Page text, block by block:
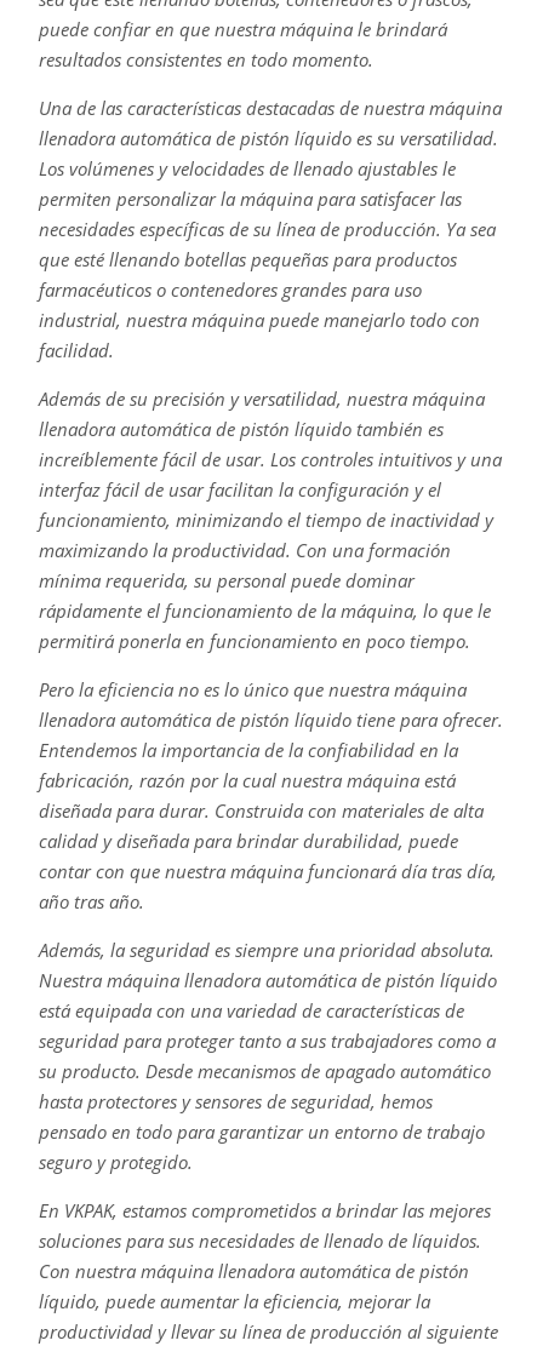
puede confiar en que nuestra máquina le brindará
resultados consistentes en todo momento.
Una de las características destacadas de nuestra máquina
llenadora automática de pistón líquido es su versatilidad.
Los volúmenes y velocidades de llenado ajustables le
permiten personalizar la máquina para satisfacer las
necesidades específicas de su línea de producción. Ya sea
que esté llenando botellas pequeñas para productos
farmacéuticos o contenedores grandes para uso
industrial, nuestra máquina puede manejarlo todo con
facilidad.
Además de su precisión y versatilidad, nuestra máquina
llenadora automática de pistón líquido también es
increíblemente fácil de usar. Los controles intuitivos y una
interfaz fácil de usar facilitan la configuración y el
funcionamiento, minimizando el tiempo de inactividad y
maximizando la productividad. Con una formación
mínima requerida, su personal puede dominar
rápidamente el funcionamiento de la máquina, lo que le
permitirá ponerla en funcionamiento en poco tiempo.
Pero la eficiencia no es lo único que nuestra máquina
llenadora automática de pistón líquido tiene para ofrecer.
Entendemos la importancia de la confiabilidad en la
fabricación, razón por la cual nuestra máquina está
diseñada para durar. Construida con materiales de alta
calidad y diseñada para brindar durabilidad, puede
contar con que nuestra máquina funcionará día tras día,
año tras año.
Además, la seguridad es siempre una prioridad absoluta.
Nuestra máquina llenadora automática de pistón líquido
está equipada con una variedad de características de
seguridad para proteger tanto a sus trabajadores como a
su producto. Desde mecanismos de apagado automático
hasta protectores y sensores de seguridad, hemos
pensado en todo para garantizar un entorno de trabajo
seguro y protegido.
En VKPAK, estamos comprometidos a brindar las mejores
soluciones para sus necesidades de llenado de líquidos.
Con nuestra máquina llenadora automática de pistón
líquido, puede aumentar la eficiencia, mejorar la
productividad y llevar su línea de producción al siguiente